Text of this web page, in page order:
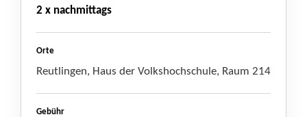
2 x nachmittags
Orte
Reutlingen, Haus der Volkshochschule, Raum 214
Gebühr